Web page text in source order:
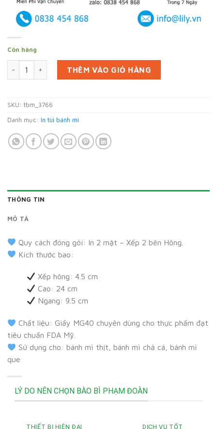
Còn hàng
In 70000 bao đựng bánh mì tại Bình Dương (mã tbm_3766)
THÊM VÀO GIỎ HÀNG
SKU: tbm_3766
Danh mục: In túi bánh mì
THÔNG TIN
MÔ TẢ
Quy cách đóng gói: In 2 mặt – Xếp 2 bên Hông.
Kích thước bao:
Xếp hông: 4.5 cm
Cao: 24 cm
Ngang: 9.5 cm
Chất liệu: Giấy MG40 chuyên dùng cho thực phẩm đạt
tiêu chuẩn FDA Mỹ.
Sử dụng cho: bánh mì thịt, bánh mì chả cá, bánh mì
que
LÝ DO NÊN CHỌN BÀO BÌ PHẠM ĐOÀN
THIẾT BỊ HIỆN ĐẠI DỊCH VỤ TỐT